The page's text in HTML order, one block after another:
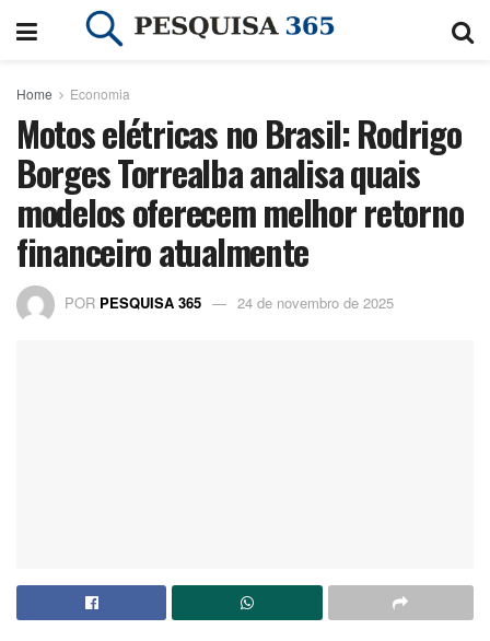
Home Economia
Motos elétricas no Brasil: Rodrigo
Borges Torrealba analisa quais
modelos oferecem melhor retorno
financeiro atualmente
POR PESQUISA 365 24 de novembro de 2025